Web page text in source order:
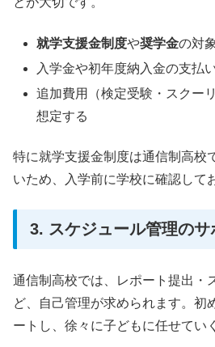
就学支援金制度や奨学金の対
入学金や初年度納入金の支払
追加費用（検定受験・スクー
想定する
特に就学支援金制度は通信制高校
いため、入学前に学校に確認して
3. スケジュール管理のサ
通信制高校では、レポート提出・
ど、自己管理が求められます。初
ートし、徐々に子どもに任せてい